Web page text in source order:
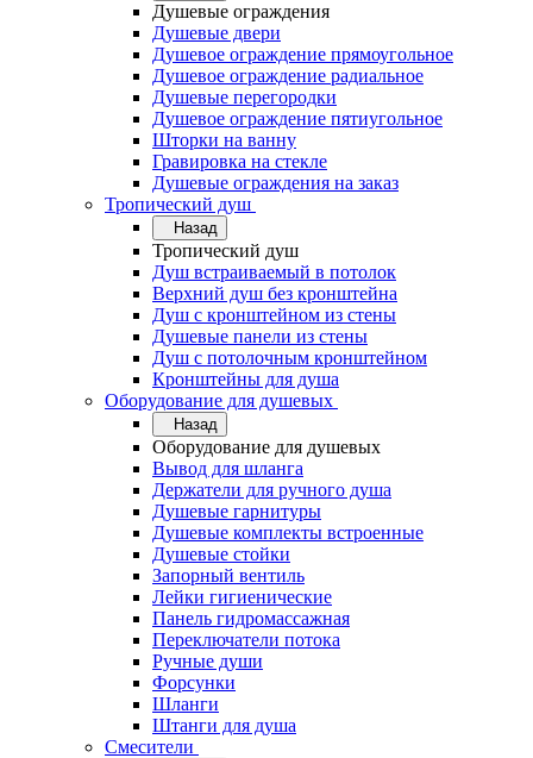
Душевые ограждения
Душевые двери
Душевое ограждение прямоугольное
Душевое ограждение радиальное
Душевые перегородки
Душевое ограждение пятиугольное
Шторки на ванну
Гравировка на стекле
Душевые ограждения на заказ
Тропический душ
Назад
Тропический душ
Душ встраиваемый в потолок
Верхний душ без кронштейна
Душ с кронштейном из стены
Душевые панели из стены
Душ с потолочным кронштейном
Кронштейны для душа
Оборудование для душевых
Назад
Оборудование для душевых
Вывод для шланга
Держатели для ручного душа
Душевые гарнитуры
Душевые комплекты встроенные
Душевые стойки
Запорный вентиль
Лейки гигиенические
Панель гидромассажная
Переключатели потока
Ручные души
Форсунки
Шланги
Штанги для душа
Смесители